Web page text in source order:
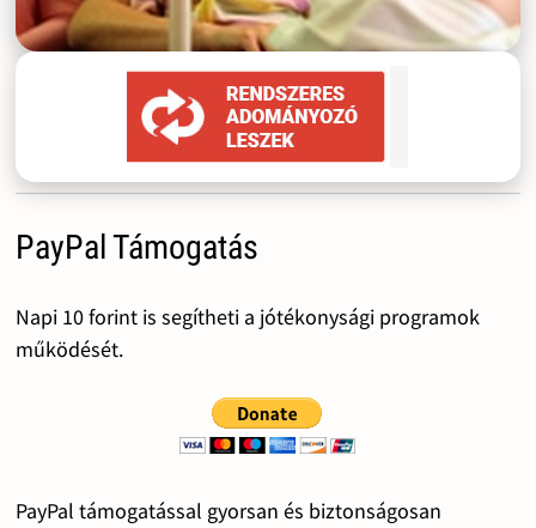
PayPal Támogatás
Napi 10 forint is segítheti a jótékonysági programok
működését.
PayPal támogatással gyorsan és biztonságosan